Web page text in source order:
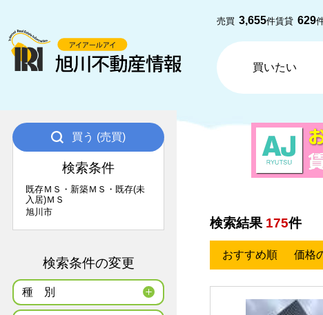
売買 3,655件賃貸 629
買いたい
買う (売買)
検索条件
既存ＭＳ・新築ＭＳ・既存(未
入居)ＭＳ
旭川市
検索条件の変更
種 別
検索結果 175件
おすすめ順 価格